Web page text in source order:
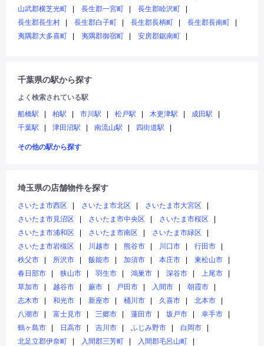
山武郡横芝光町
長生郡一宮町
長生郡睦沢町
長生郡長生村
長生郡白子町 長生郡長柄町
長生郡長南町
夷隅郡大多喜町
夷隅郡御宿町 安房郡鋸南町
千葉県の駅から探す
よく検索されている駅
船橋駅
柏駅 市川駅 松戸駅 木更津駅
成田駅
千葉駅
津田沼駅 南流山駅 四街道駅
その他の駅から探す
埼玉県の店舗物件を探す
さいたま市西区 さいたま市北区
さいたま市大宮区
さいたま市見沼区
さいたま市中央区
さいたま市桜区
さいたま市浦和区
さいたま市南区
さいたま市緑区
さいたま市岩槻区
川越市 熊谷市 川口市
行田市
秩父市
所沢市 飯能市 加須市 本庄市
東松山市
春日部市
狭山市 羽生市 鴻巣市 深谷市
上尾市
草加市
越谷市 蕨市 戸田市 入間市
朝霞市
志木市
和光市 新座市 桶川市 久喜市
北本市
八潮市
富士見市 三郷市 蓮田市 坂戸市
幸手市
鶴ヶ島市
日高市 吉川市 ふじみ野市
白岡市
北足立郡伊奈町
入間郡三芳町
入間郡毛呂山町